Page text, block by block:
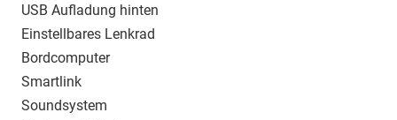
USB Aufladung hinten
Einstellbares Lenkrad
Bordcomputer
Smartlink
Soundsystem